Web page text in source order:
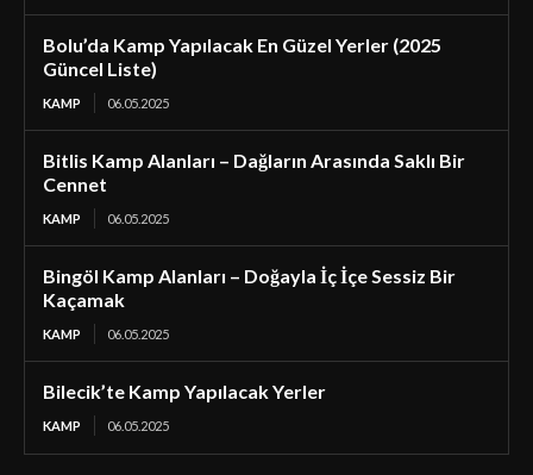
Bolu’da Kamp Yapılacak En Güzel Yerler (2025
Güncel Liste)
KAMP 06.05.2025
Bitlis Kamp Alanları – Dağların Arasında Saklı Bir
Cennet
KAMP 06.05.2025
Bingöl Kamp Alanları – Doğayla İç İçe Sessiz Bir
Kaçamak
KAMP 06.05.2025
Bilecik’te Kamp Yapılacak Yerler
KAMP 06.05.2025